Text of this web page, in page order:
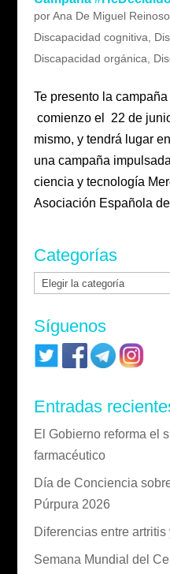
porAna De Miguel Reinoso
Discapacidad cognitiva
Discapacidad orgánica
Te presento la
comienzo el 22 de
mismo, y tendrá lugar
una campaña
ciencia y tecnología
Asociación Española
Categorías
Categorías
Síguenos
Entradas
El Gobierno reforma el
farmacéutico
Día de Conciencia
Púrpura 2026
Diferencias entre artritis
Semana Mundial del